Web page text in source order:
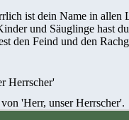
ist dein Name in
und Säuglinge hast
den Feind und den
Herrscher'
'Herr, unser Herrscher'.